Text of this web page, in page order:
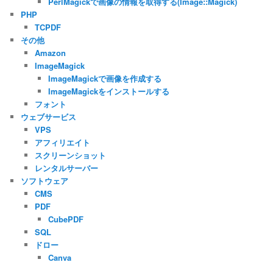
PHP
TCPDF
その他
Amazon
ImageMagick
ImageMagickで画像を作成する
ImageMagickをインストールする
フォント
ウェブサービス
VPS
アフィリエイト
スクリーンショット
レンタルサーバー
ソフトウェア
CMS
PDF
CubePDF
SQL
ドロー
Canva